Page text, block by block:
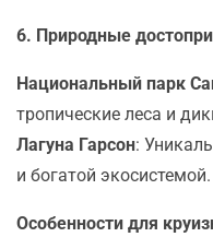
6. Природные
Национальный парк
тропические леса и
Лагуна Гарсон:
и богатой экосистемой.
Особенности для